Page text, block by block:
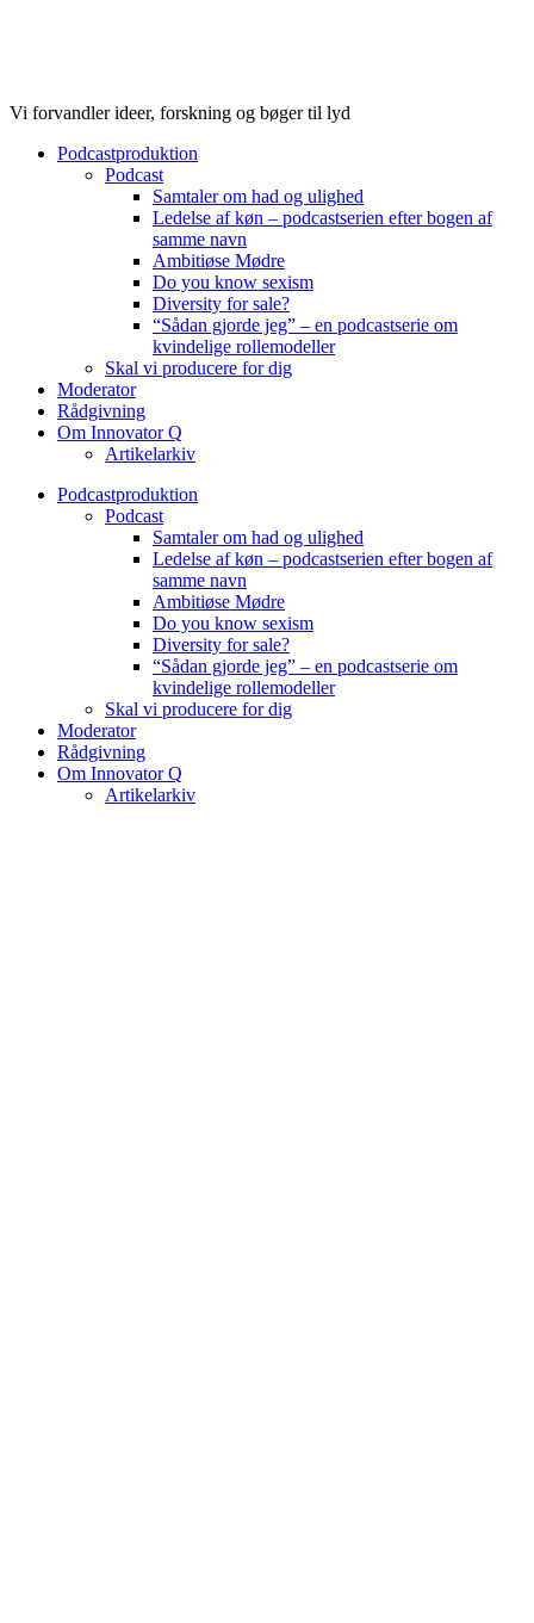
Vi forvandler ideer, forskning og bøger til lyd
Podcastproduktion
Podcast
Samtaler om had og ulighed
Ledelse af køn – podcastserien efter bogen af
samme navn
Ambitiøse Mødre
Do you know sexism
Diversity for sale?
“Sådan gjorde jeg” – en podcastserie om
kvindelige rollemodeller
Skal vi producere for dig
Moderator
Rådgivning
Om Innovator Q
Artikelarkiv
Podcastproduktion
Podcast
Samtaler om had og ulighed
Ledelse af køn – podcastserien efter bogen af
samme navn
Ambitiøse Mødre
Do you know sexism
Diversity for sale?
“Sådan gjorde jeg” – en podcastserie om
kvindelige rollemodeller
Skal vi producere for dig
Moderator
Rådgivning
Om Innovator Q
Artikelarkiv